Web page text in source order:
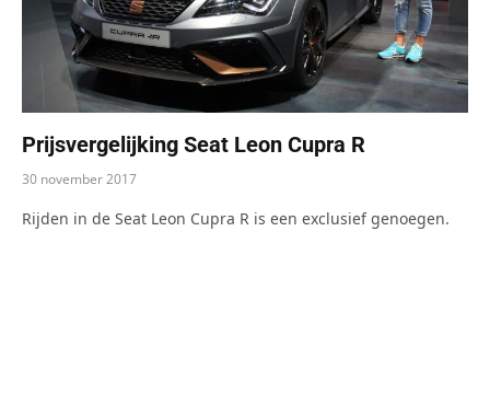
Prijsvergelijking Seat Leon Cupra R
30 november 2017
Rijden in de Seat Leon Cupra R is een exclusief genoegen.